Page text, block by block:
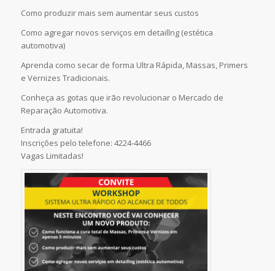
Como produzir mais sem aumentar seus custos
Como agregar novos serviços em detaillng (estética
automotiva)
Aprenda como secar de forma Ultra Rápida, Massas, Primers
e Vernizes Tradicionais.
Conheça as gotas que irão revolucionar o Mercado de
Reparação Automotiva.
Entrada gratuita!
Inscrições pelo telefone: 4224-4466
Vagas Limitadas!